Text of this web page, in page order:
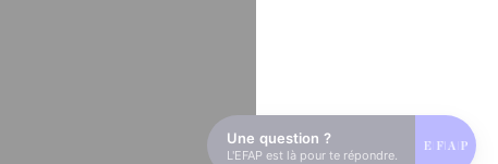
Une question ?
L'EFAP est là pour te répondre.